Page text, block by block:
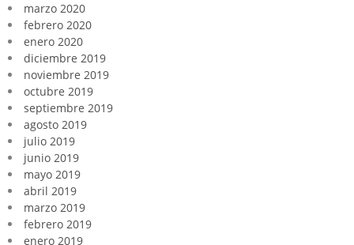
marzo 2020
febrero 2020
enero 2020
diciembre 2019
noviembre 2019
octubre 2019
septiembre 2019
agosto 2019
julio 2019
junio 2019
mayo 2019
abril 2019
marzo 2019
febrero 2019
enero 2019